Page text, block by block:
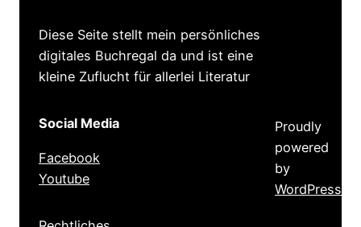
Diese Seite stellt mein persönliches
digitales Buchregal da und ist eine
kleine Zuflucht für allerlei Literatur
Social Media
Facebook
Youtube
Proudly
powered
by
WordPress